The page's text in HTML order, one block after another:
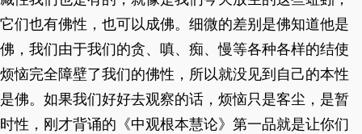
它们也有佛性，也可以成佛。细微的差别是佛知道他是
佛，我们由于我们的贪、嗔、痴、慢等各种各样的结使
烦恼完全障壁了我们的佛性，所以就没见到自己的本性
是佛。如果我们好好去观察的话，烦恼只是客尘，是暂
时性，刚才背诵的《中观根本慧论》第一品就是让你们